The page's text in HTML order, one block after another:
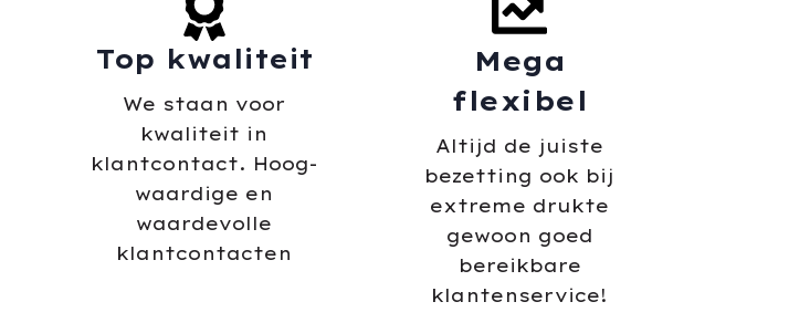
Top kwaliteit
We staan voor
kwaliteit in
klantcontact. Hoog-
waardige en
waardevolle
klantcontacten
Mega
flexibel
Altijd de juiste
bezetting ook bij
extreme drukte
gewoon goed
bereikbare
klantenservice!